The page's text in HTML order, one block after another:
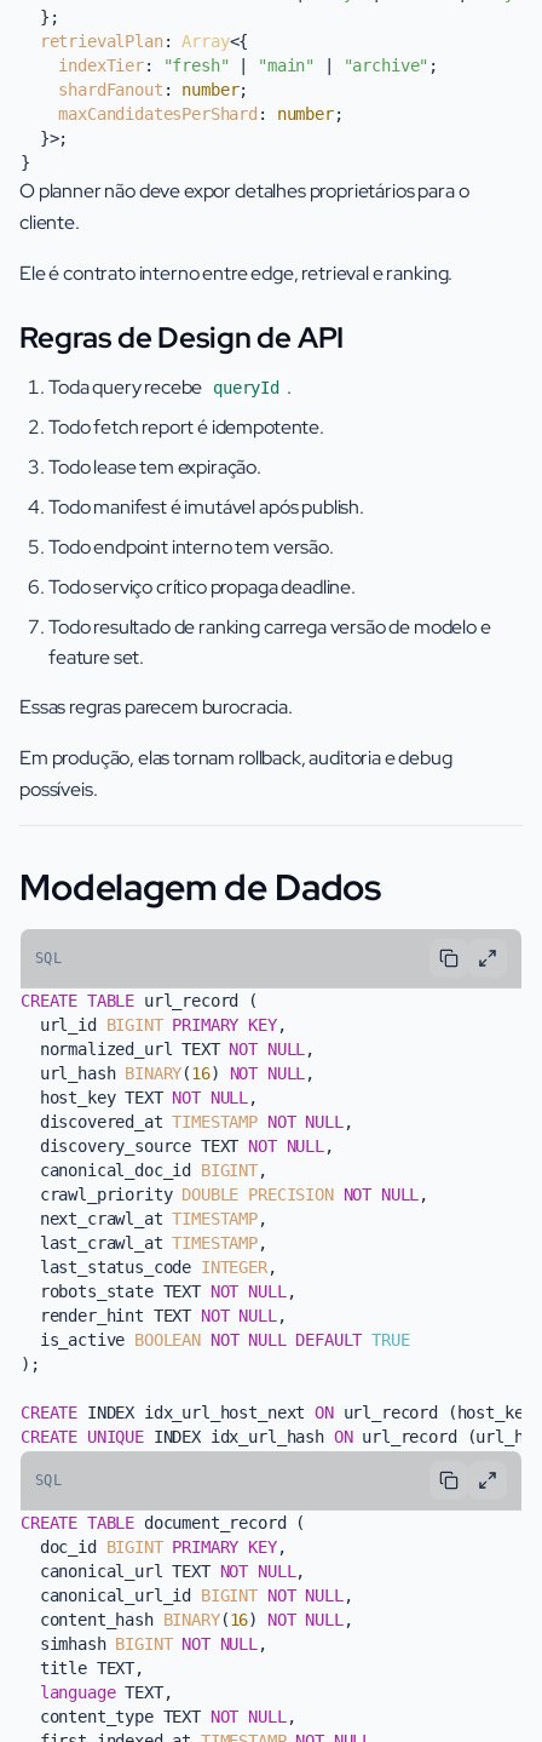
  };
retrievalPlan: Array<{
indexTier: "fresh" "main" "archive" ;
shardFanout : number;
maxCandidatesPerShard : number;
  }>;
O planner não deve expor detalhes proprietários para o
cliente.
Ele é contrato interno entre edge, retrieval e ranking.
Regras de Design de API
Toda query recebe queryId .
Todo fetch report é idempotente.
Todo lease tem expiração.
Todo manifest é imutável após publish.
Todo endpoint interno tem versão.
Todo serviço crítico propaga deadline.
Todo resultado de ranking carrega versão de modelo e
feature set.
Essas regras parecem burocracia.
Em produção, elas tornam rollback, auditoria e debug
possíveis.
Modelagem de Dados
SQL
CREATE TABLE url_record (
  url_id
BIGINT PRIMARY KEY,
  normalized_url TEXT
NOT NULL ,
  url_hash
BINARY(16) NOT NULL ,
  host_key TEXT
NOT NULL ,
  discovered_at
TIMESTAMP NOT NULL ,
  discovery_source TEXT
NOT NULL ,
  canonical_doc_id
BIGINT,
  crawl_priority
DOUBLE PRECISION NOT NULL ,
  next_crawl_at
TIMESTAMP,
  last_crawl_at
TIMESTAMP,
  last_status_code
INTEGER,
  robots_state TEXT
NOT NULL ,
  render_hint TEXT
NOT NULL ,
  is_active
BOOLEAN NOT NULL DEFAULT TRUE
);
CREATE INDEX idx_url_host_next ON
CREATE UNIQUE INDEX idx_url_hash ON
SQL
CREATE TABLE document_record (
  doc_id
BIGINT PRIMARY KEY,
  canonical_url TEXT
NOT NULL ,
  canonical_url_id
BIGINT NOT NULL ,
  content_hash
BINARY(16) NOT NULL ,
  simhash
BIGINT NOT NULL ,
  title TEXT,
language TEXT,
  content_type TEXT
NOT NULL ,